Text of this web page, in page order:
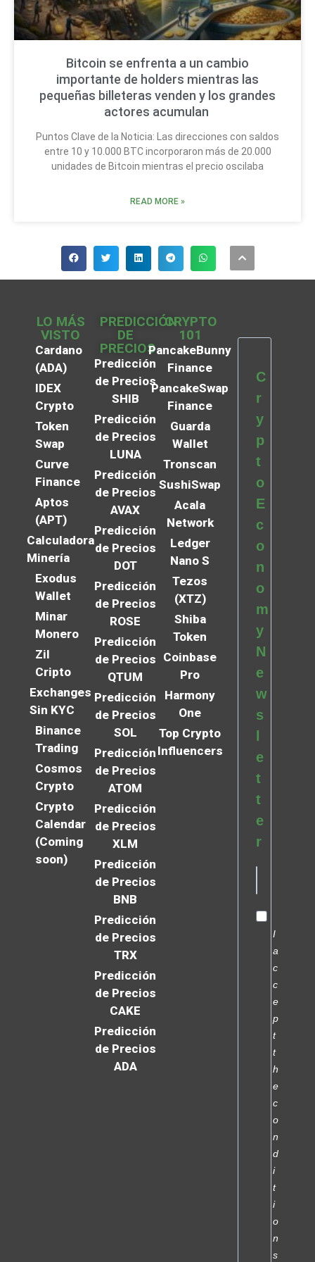
Bitcoin se enfrenta a un cambio
importante de holders mientras las
pequeñas billeteras venden y los grandes
actores acumulan
Puntos Clave de la Noticia: Las direcciones con saldos
entre 10 y 10.000 BTC incorporaron más de 20.000
unidades de Bitcoin mientras el precio oscilaba
READ MORE »
LO MÁS
VISTO
Cardano
(ADA)
IDEX
Crypto
Token
Swap
Curve
Finance
Aptos
(APT)
Calculadora
Minería
Exodus
Wallet
Minar
Monero
Zil
Cripto
Exchanges
Sin KYC
Binance
Trading
Cosmos
Crypto
Crypto
Calendar
(Coming
soon)
PREDICCIÓN
DE
PRECIOS
Predicción
de Precios
SHIB
Predicción
de Precios
LUNA
Predicción
de Precios
AVAX
Predicción
de Precios
DOT
Predicción
de Precios
ROSE
Predicción
de Precios
QTUM
Predicción
de Precios
SOL
Predicción
de Precios
ATOM
Predicción
de Precios
XLM
Predicción
de Precios
BNB
Predicción
de Precios
TRX
Predicción
de Precios
CAKE
Predicción
de Precios
ADA
CRYPTO
101
PancakeBunny
Finance
PancakeSwap
Finance
Guarda
Wallet
Tronscan
SushiSwap
Acala
Network
Ledger
Nano S
Tezos
(XTZ)
Shiba
Token
Coinbase
Pro
Harmony
One
Top Crypto
Influencers
C
r
y
p
t
o
E
c
o
n
o
m
y
N
e
w
s
e
t
t
e
r
I
a
c
c
e
p
t
t
h
e
c
o
n
d
i
t
i
o
n
s